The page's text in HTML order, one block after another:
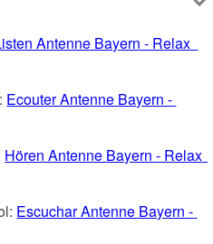
Antenne Bayern - Relax
Ecouter Antenne Bayern -
Hören Antenne Bayern - Relax
Escuchar Antenne Bayern -